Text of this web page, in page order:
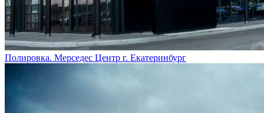
Полировка. Мерседес Центр г. Екатеринбург